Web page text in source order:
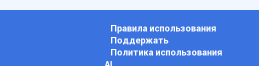
Правила использования
Поддержать
Политика использования